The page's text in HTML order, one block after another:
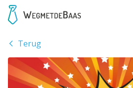
Terug